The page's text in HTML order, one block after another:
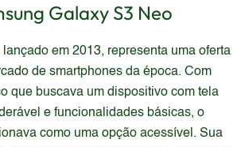
Galaxy S3 Neo
em 2013, representa uma oferta
de smartphones da época. Com
que buscava um dispositivo com tela
e funcionalidades básicas, o
como uma opção acessível. Sua